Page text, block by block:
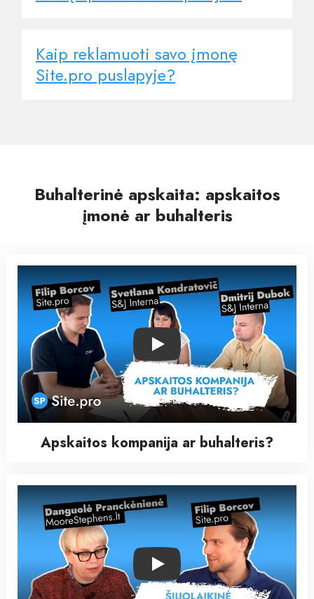
Kaip reklamuoti savo įmonę
Site.pro puslapyje?
Buhalterinė apskaita: apskaitos
įmonė ar buhalteris
Play
Apskaitos kompanija ar buhalteris?
Play